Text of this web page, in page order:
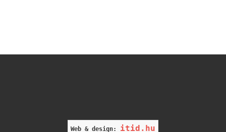
Web & design: itid.hu